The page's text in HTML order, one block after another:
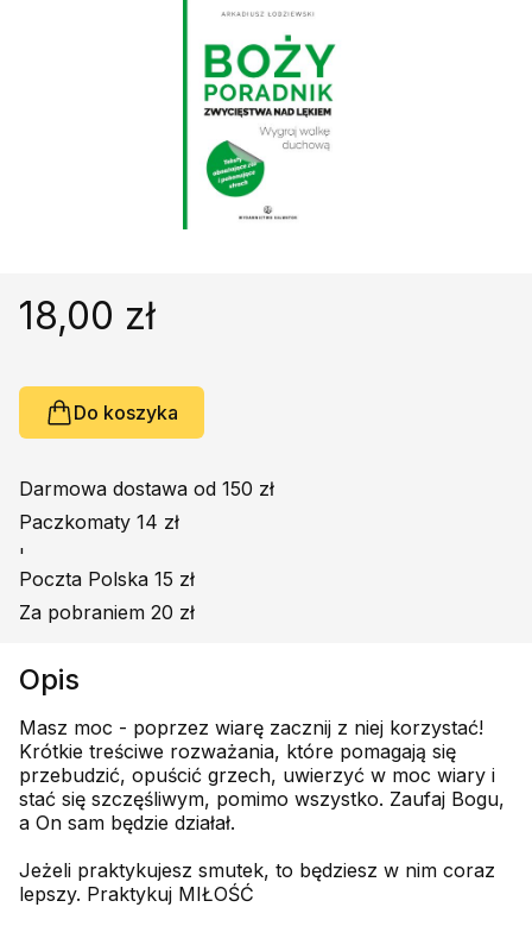
Książki obcojęzyczne
Promocja
18,00 zł
Do koszyka
Darmowa dostawa od 150 zł
Paczkomaty 14 zł
'
Poczta Polska 15 zł
Za pobraniem 20 zł
Opis
Masz moc - poprzez wiarę zacznij z niej korzystać!
Krótkie treściwe rozważania, które pomagają się
przebudzić, opuścić grzech, uwierzyć w moc wiary i
stać się szczęśliwym, pomimo wszystko. Zaufaj Bogu,
a On sam będzie działał.
Jeżeli praktykujesz smutek, to będziesz w nim coraz
lepszy. Praktykuj MIŁOŚĆ